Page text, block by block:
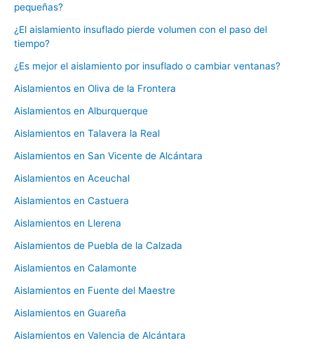
pequeñas?
¿El aislamiento insuflado pierde volumen con el paso del
tiempo?
¿Es mejor el aislamiento por insuflado o cambiar ventanas?
Aislamientos en Oliva de la Frontera
Aislamientos en Alburquerque
Aislamientos en Talavera la Real
Aislamientos en San Vicente de Alcántara
Aislamientos en Aceuchal
Aislamientos en Castuera
Aislamientos en Llerena
Aislamientos de Puebla de la Calzada
Aislamientos en Calamonte
Aislamientos en Fuente del Maestre
Aislamientos en Guareña
Aislamientos en Valencia de Alcántara